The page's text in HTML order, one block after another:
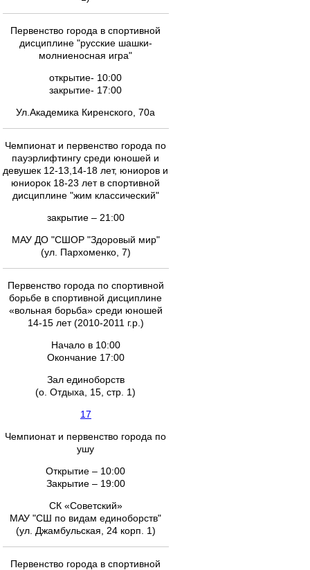
Первенство города в спортивной
дисциплине "русские шашки-
молниеносная игра"
открытие- 10:00
закрытие- 17:00
Ул.Академика Киренского, 70а
Чемпионат и первенство города по
пауэрлифтингу cреди юношей и
девушек 12-13,14-18 лет, юниоров и
юниорок 18-23 лет в спортивной
дисциплине "жим классический"
закрытие – 21:00
МАУ ДО "СШОР "Здоровый мир"
(ул. Пархоменко, 7)
Первенство города по спортивной
борьбе в спортивной дисциплине
«вольная борьба» среди юношей
14-15 лет (2010-2011 г.р.)
Начало в 10:00
Окончание 17:00
Зал единоборств
(о. Отдыха, 15, стр. 1)
17
Чемпионат и первенство города по
ушу
Открытие – 10:00
Закрытие – 19:00
СК «Советский»
МАУ "СШ по видам единоборств"
(ул. Джамбульская, 24 корп. 1)
Первенство города в спортивной